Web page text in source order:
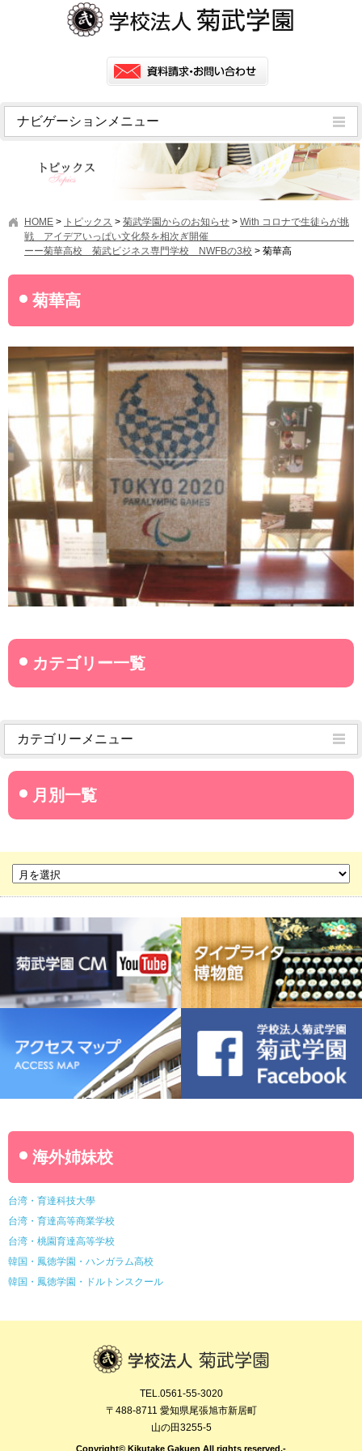
ナビゲーションメニュー
アクセス
学園ニュース
オープンキャンパス・行事
HOME > トピックス > 菊武学園からのお知らせ > With コロナで生徒らが挑
戦 アイデアいっぱい文化祭を相次ぎ開催
ーー菊華高校 菊武ビジネス専門学校 NWFBの3校 > 菊華高
菊華高
カテゴリーメニュー
菊武学園からのお知らせ
名古屋産業大学
菊華高等学校
菊武ビジネス専門学校
名古屋ウェディング＆フラワー・ビューティ学院
菊武幼稚園
稲葉保育園
海外姉妹校
台湾・育達科技大學
台湾・育達高等商業学校
台湾・桃園育達高等学校
韓国・鳳徳学園・ハンガラム高校
韓国・鳳徳学園・ドルトンスクール
TEL.0561-55-3020
〒488-8711 愛知県尾張旭市新居町
山の田3255-5
Copyright© Kikutake Gakuen All rights reserved.-